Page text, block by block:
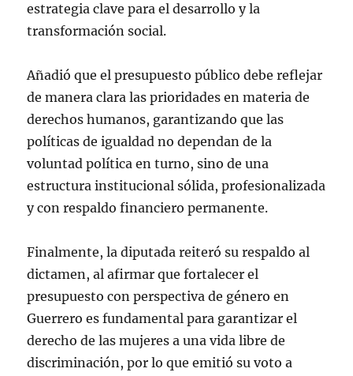
estrategia clave para el desarrollo y la
transformación social.
Añadió que el presupuesto público debe reflejar
de manera clara las prioridades en materia de
derechos humanos, garantizando que las
políticas de igualdad no dependan de la
voluntad política en turno, sino de una
estructura institucional sólida, profesionalizada
y con respaldo financiero permanente.
Finalmente, la diputada reiteró su respaldo al
dictamen, al afirmar que fortalecer el
presupuesto con perspectiva de género en
Guerrero es fundamental para garantizar el
derecho de las mujeres a una vida libre de
discriminación, por lo que emitió su voto a